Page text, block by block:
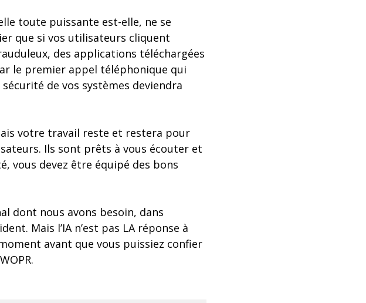
toute puissante est-elle, ne se
que si vos utilisateurs cliquent
des applications téléchargées
le premier appel téléphonique qui
de vos systèmes deviendra
votre travail reste et restera pour
Ils sont prêts à vous écouter et
vous devez être équipé des bons
dont nous avons besoin, dans
Mais l’IA n’est pas LA réponse à
avant que vous puissiez confier